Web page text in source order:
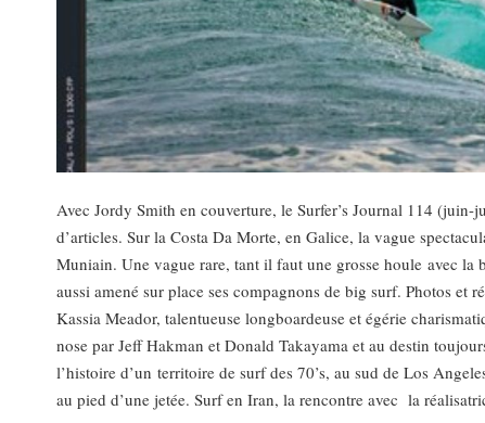
Avec Jordy Smith en couverture, le Surfer’s Journal 114
d’articles. Sur la Costa Da Morte, en Galice, la vague
Muniain. Une vague rare, tant il faut une grosse houle avec
aussi amené sur place ses compagnons de big surf. Photos et
Kassia Meador, talentueuse longboardeuse et égérie
nose par Jeff Hakman et Donald Takayama et au destin
l’histoire d’un territoire de surf des 70’s, au sud de Los
au pied d’une jetée. Surf en Iran, la rencontre avec la